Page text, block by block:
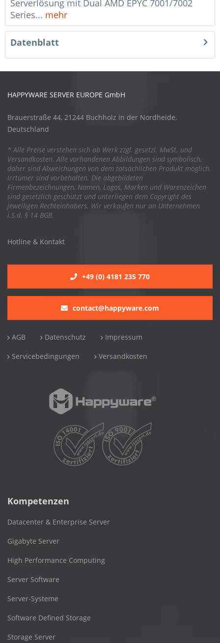
Serverlösung mit Dual AMD EPYC 7001/7002
Series... mehr
Datenblatt
HAPPYWARE SERVER EUROPE GmbH
Brauerstraße 44, 21244 Buchholz in der Nordheide,
Deutschland
* Alle Preise verstehen sich ab Werk zzgl. gesetzl. MwSt. und
Versandkosten. Alle vorhandenen Abbildungen sind symbolisch,
daher sind Abweichungen von dem tatsächlichen Produkt möglich.
Irrtümer sind vorbehalten. Die abgebildeten
Firmenbezeichnungen, Namen, Logos, Marken und Warenzeichen
sind gesetzlich geschützt und unterliegen dem Copyright des
jeweiligen Rechteinhabers. Wir verkaufen nur an Unternehmen
i.S.d. § 14 BGB.
Hotline & Kontakt
+49 (0) 4181 235 770
contact@happyware.com
AGB Datenschutz Impressum
Servicebedingungen Versandkosten
Kompetenzen
Datacenter & Enterprise Server
Gigabyte Server
High Performance Computing
Server Software
Server-Systeme
Software Defined Storage
Storage Server